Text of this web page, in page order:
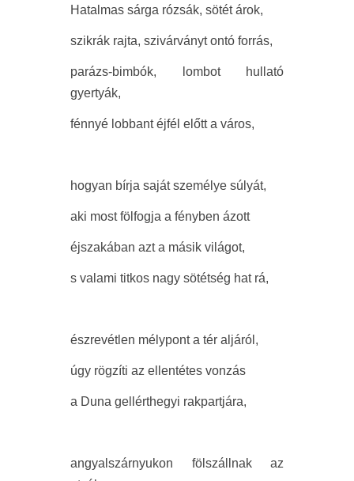
Hatalmas sárga rózsák, sötét árok,
szikrák rajta, szivárványt ontó forrás,
parázs-bimbók, lombot hullató
gyertyák,
fénnyé lobbant éjfél előtt a város,
hogyan bírja saját személye súlyát,
aki most fölfogja a fényben ázott
éjszakában azt a másik világot,
s valami titkos nagy sötétség hat rá,
észrevétlen mélypont a tér aljáról,
úgy rögzíti az ellentétes vonzás
a Duna gellérthegyi rakpartjára,
angyalszárnyukon fölszállnak az